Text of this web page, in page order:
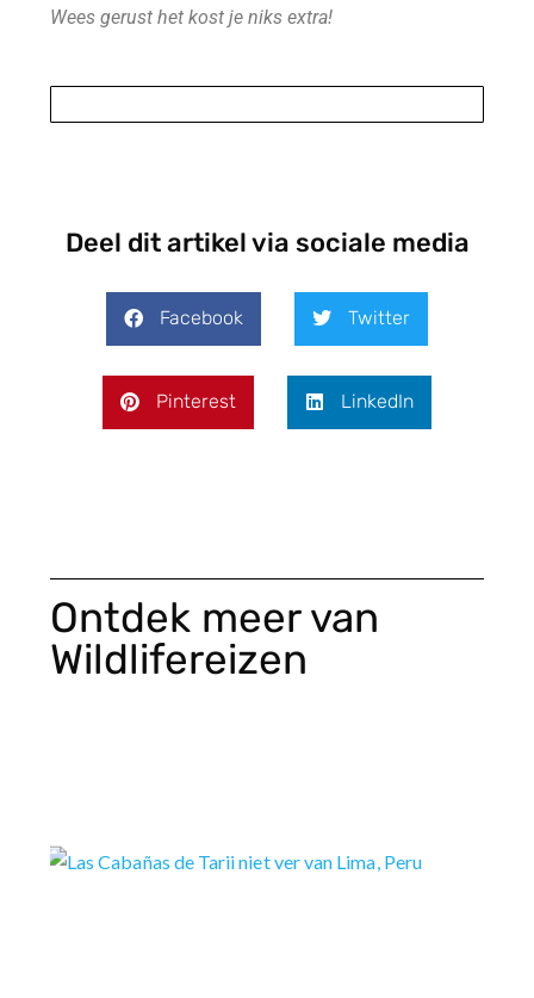
Wees gerust het kost je niks extra!
Deel dit artikel via sociale media
Facebook Twitter
Pinterest LinkedIn
Ontdek meer van
Wildlifereizen